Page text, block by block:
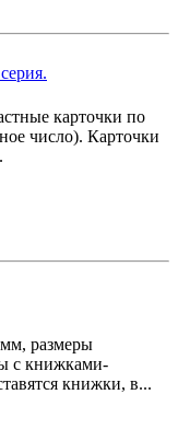
карточки по
число). Карточки
размеры
с книжками-
книжки, в...